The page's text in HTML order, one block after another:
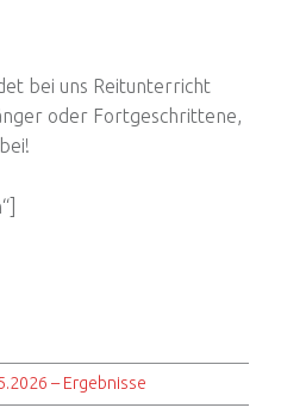
bei uns Reitunterricht
oder Fortgeschrittene,
– Ergebnisse